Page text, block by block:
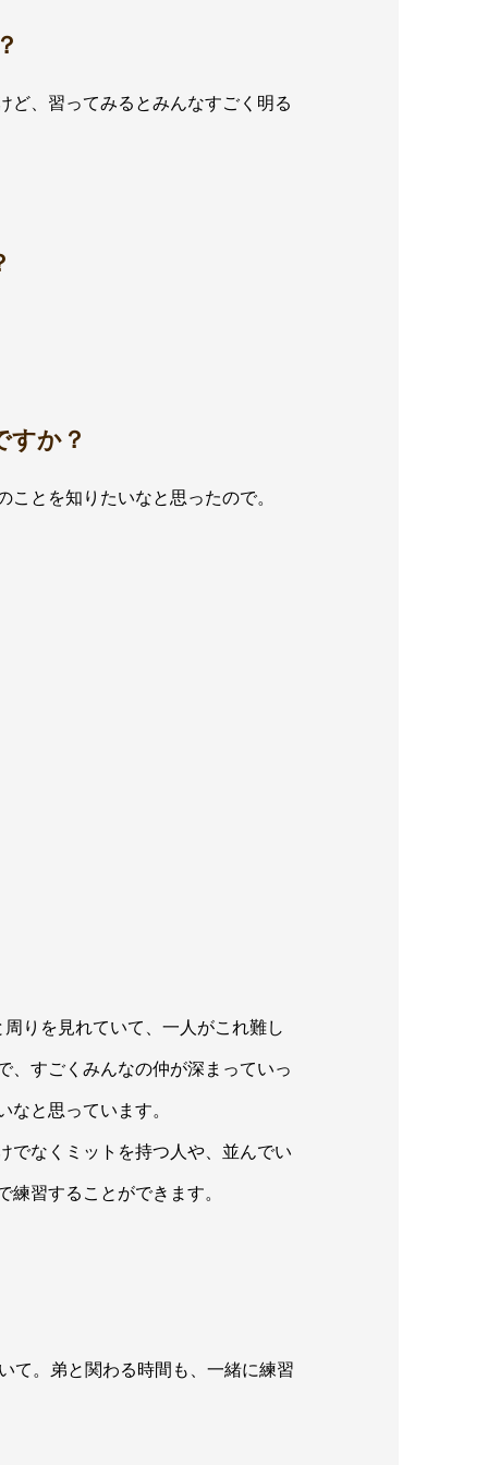
ど、習ってみるとみんなすごく明る
か？
とを知りたいなと思ったので。
りを見れていて、一人がこれ難し
、すごくみんなの仲が深まっていっ
と思っています。
でなくミットを持つ人や、並んでい
習することができます。
て。弟と関わる時間も、一緒に練習